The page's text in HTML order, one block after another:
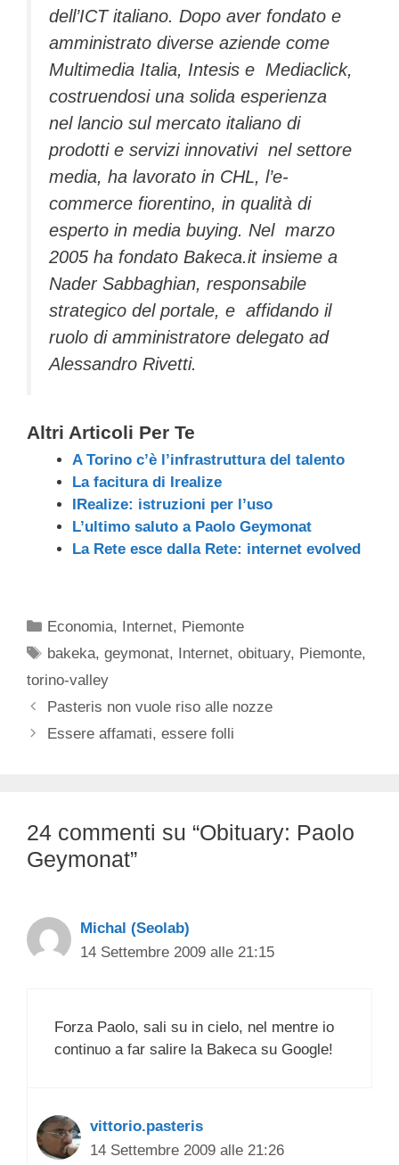
dell’ICT italiano. Dopo aver fondato e
amministrato diverse aziende come
Multimedia Italia, Intesis e Mediaclick,
costruendosi una solida esperienza
nel lancio sul mercato italiano di
prodotti e servizi innovativi nel settore
media, ha lavorato in CHL, l’e-
commerce fiorentino, in qualità di
esperto in media buying. Nel marzo
2005 ha fondato Bakeca.it insieme a
Nader Sabbaghian, responsabile
strategico del portale, e affidando il
ruolo di amministratore delegato ad
Alessandro Rivetti.
Altri Articoli Per Te
A Torino c’è l’infrastruttura del talento
La facitura di Irealize
IRealize: istruzioni per l’uso
L’ultimo saluto a Paolo Geymonat
La Rete esce dalla Rete: internet evolved
Categorie
Economia, Internet, Piemonte
Tag
bakeka,geymonat, Internet,obituary, Piemonte,
torino-valley
Pasteris non vuole riso alle nozze
Essere affamati, essere folli
24 commenti su “Obituary: Paolo
Geymonat”
Michal (Seolab)
14 Settembre 2009 alle 21:15
Forza Paolo, sali su in cielo, nel mentre io
continuo a far salire la Bakeca su Google!
vittorio.pasteris
14 Settembre 2009 alle 21:26